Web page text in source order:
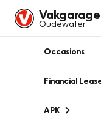
Vakgarage
Oudewater
Occasions
Financial
APK